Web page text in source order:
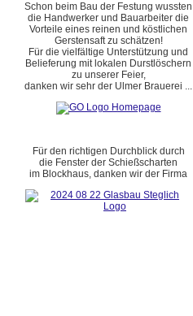
Schon beim Bau der Festung wussten
die Handwerker und Bauarbeiter die
Vorteile eines reinen und köstlichen
Gerstensaft zu schätzen!
Für die vielfältige Unterstützung und
Belieferung mit lokalen Durstlöschern
zu unserer Feier,
danken wir sehr der Ulmer Brauerei ...
Für den richtigen Durchblick durch
die Fenster der Schießscharten
im Blockhaus, danken wir der Firma